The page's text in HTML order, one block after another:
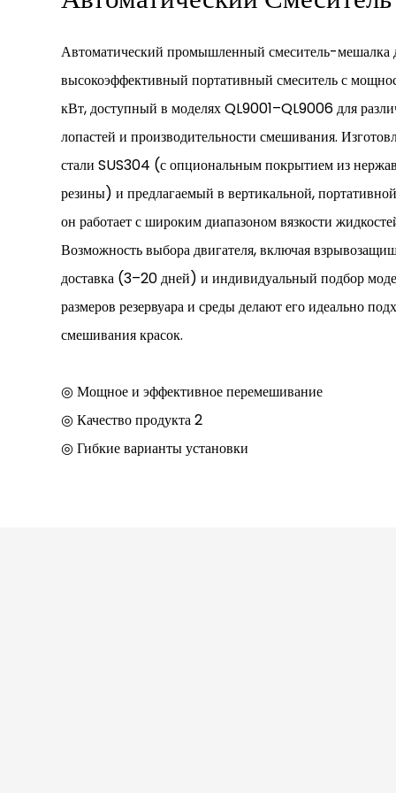
Автоматический промышленный смеситель-
высокоэффективный портативный смеситель с
кВт, доступный в моделях QL9001–QL9006 для
лопастей и производительности смешивания.
стали SUS304 (с опциональным покрытием из
резины) и предлагаемый в вертикальной,
он работает с широким диапазоном вязкости
Возможность выбора двигателя, включая
доставка (3–20 дней) и индивидуальный подбор
размеров резервуара и среды делают его идеально
смешивания красок.
◎ Мощное и эффективное перемешивание
◎ Качество продукта 2
◎ Гибкие варианты установки